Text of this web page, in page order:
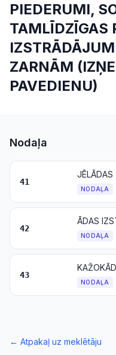
PIEDERUMI,
TAMLĪDZĪGAS
ZARNĀM
PAVEDIENU)
Nodaļa
41
NODAĻA
42
NODAĻA
43
NODAĻA
← Atpakaļ uz meklētāju